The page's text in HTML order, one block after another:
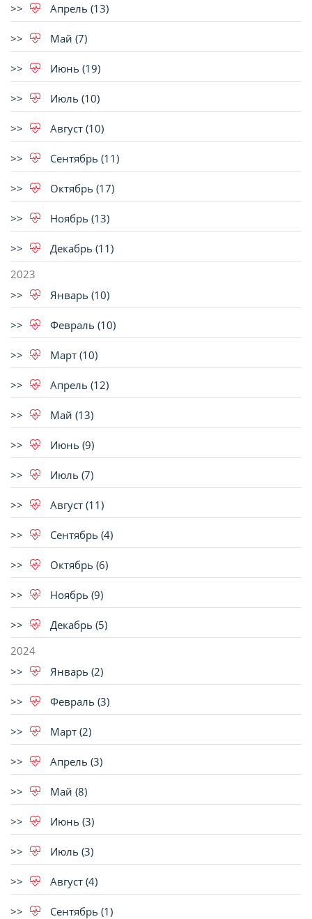
Апрель (13)
Май (7)
Июнь (19)
Июль (10)
Август (10)
Сентябрь (11)
Октябрь (17)
Ноябрь (13)
Декабрь (11)
2023
Январь (10)
Февраль (10)
Март (10)
Апрель (12)
Май (13)
Июнь (9)
Июль (7)
Август (11)
Сентябрь (4)
Октябрь (6)
Ноябрь (9)
Декабрь (5)
2024
Январь (2)
Февраль (3)
Март (2)
Апрель (3)
Май (8)
Июнь (3)
Июль (3)
Август (4)
Сентябрь (1)